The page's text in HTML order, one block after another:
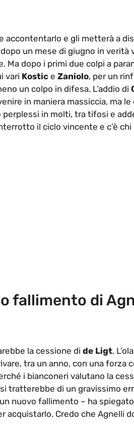
accontentarlo e gli metterà a
dopo un mese di giugno in verità
Ma dopo i primi due colpi a
vari Kostic e Zaniolo, per un
un colpo in difesa. L’addio di
in maniera massiccia, ma le
perplessi in molti, tra tifosi e
il ciclo vincente e c’è chi
fallimento di
la cessione di de Ligt.
tra un anno, con una forza
i bianconeri valutano la
si tratterebbe di un gravissimo
nuovo fallimento – ha
acquistarlo. Credo che Agnelli